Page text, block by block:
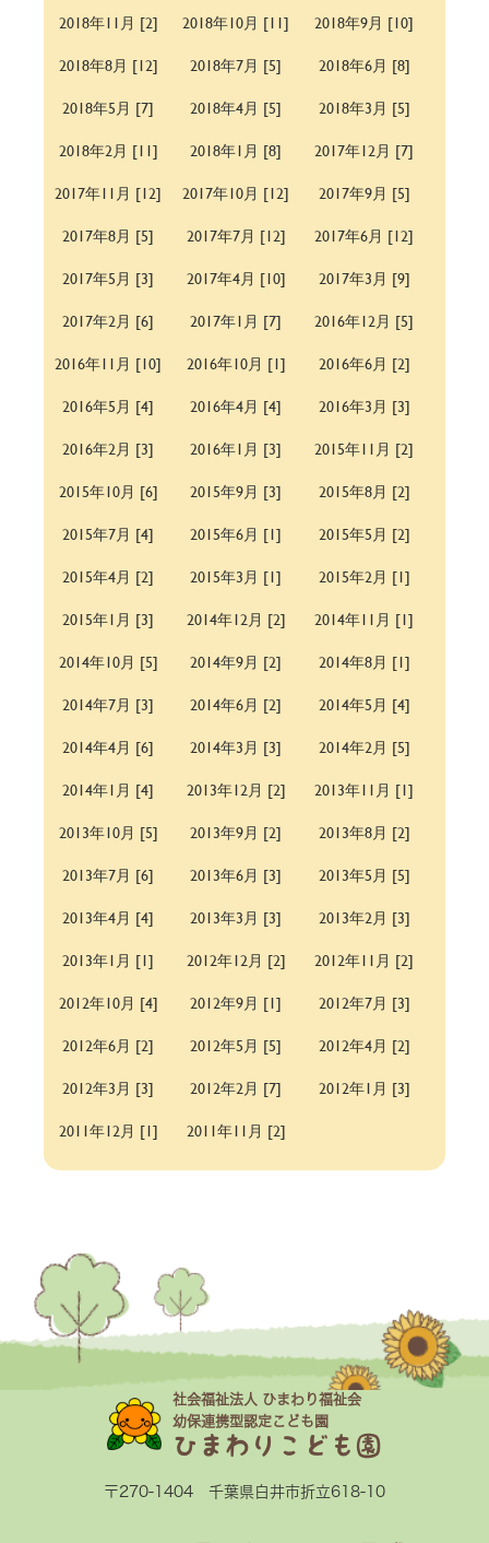
2018年11月 [2]
2018年10月 [11]
2018年9月 [10]
2018年8月 [12]
2018年7月 [5]
2018年6月 [8]
2018年5月 [7]
2018年4月 [5]
2018年3月 [5]
2018年2月 [11]
2018年1月 [8]
2017年12月 [7]
2017年11月 [12]
2017年10月 [12]
2017年9月 [5]
2017年8月 [5]
2017年7月 [12]
2017年6月 [12]
2017年5月 [3]
2017年4月 [10]
2017年3月 [9]
2017年2月 [6]
2017年1月 [7]
2016年12月 [5]
2016年11月 [10]
2016年10月 [1]
2016年6月 [2]
2016年5月 [4]
2016年4月 [4]
2016年3月 [3]
2016年2月 [3]
2016年1月 [3]
2015年11月 [2]
2015年10月 [6]
2015年9月 [3]
2015年8月 [2]
2015年7月 [4]
2015年6月 [1]
2015年5月 [2]
2015年4月 [2]
2015年3月 [1]
2015年2月 [1]
2015年1月 [3]
2014年12月 [2]
2014年11月 [1]
2014年10月 [5]
2014年9月 [2]
2014年8月 [1]
2014年7月 [3]
2014年6月 [2]
2014年5月 [4]
2014年4月 [6]
2014年3月 [3]
2014年2月 [5]
2014年1月 [4]
2013年12月 [2]
2013年11月 [1]
2013年10月 [5]
2013年9月 [2]
2013年8月 [2]
2013年7月 [6]
2013年6月 [3]
2013年5月 [5]
2013年4月 [4]
2013年3月 [3]
2013年2月 [3]
2013年1月 [1]
2012年12月 [2]
2012年11月 [2]
2012年10月 [4]
2012年9月 [1]
2012年7月 [3]
2012年6月 [2]
2012年5月 [5]
2012年4月 [2]
2012年3月 [3]
2012年2月 [7]
2012年1月 [3]
2011年12月 [1]
2011年11月 [2]
社会福祉法人 ひまわり福祉会
幼保連携型認定こども園
ひまわりこども園
〒270-1404 千葉県白井市折立618-10